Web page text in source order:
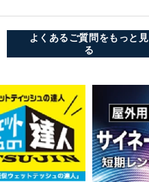
よくあるご質問をもっと見
る